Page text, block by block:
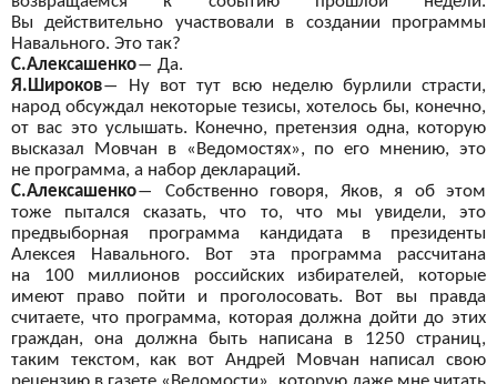
Вы
действительно участвовали в
создании программы
Навального. Это так?
С.Алексашенко― Да.
Я.Широков― Ну вот тут всю неделю бурлили страсти,
народ обсуждал некоторые тезисы, хотелось бы, конечно,
от вас это услышать. Конечно, претензия одна, которую
высказал Мовчан в
«Ведомостях», по его мнению, это
не программа, а набор деклараций.
С.Алексашенко― Собственно говоря, Яков, я
об этом
тоже пытался сказать, что то, что мы
увидели, это
предвыборная программа кандидата в
президенты
Алексея Навального. Вот эта программа рассчитана
на
100 миллионов российских избирателей, которые
имеют право пойти и
проголосовать. Вот вы
правда
считаете, что программа, которая должна дойти до этих
граждан, она должна быть написана в
1250 страниц,
таким текстом, как вот Андрей Мовчан написал свою